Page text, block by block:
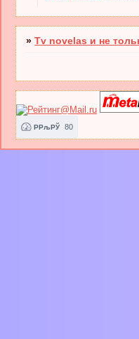
»Tv novelas и не
РРљРЎ 80